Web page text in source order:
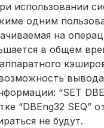
использовании
одним
на
в общем
“SET
“DBEng32 SEQ”
не будут.